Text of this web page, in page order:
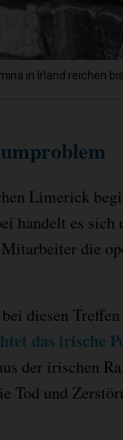
in Irland reichen
Limerick
handelt es sich
die
diesen
das irische
der irischen
Tod und